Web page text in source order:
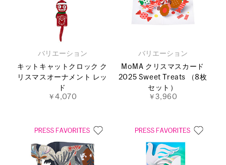
バリエーション
キットキャットクロック ク
リスマスオーナメント レッ
ド
￥4,070
バリエーション
MoMA クリスマスカード
2025 Sweet Treats （8枚
セット）
￥3,960